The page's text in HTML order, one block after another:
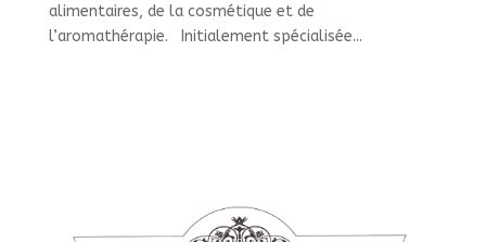
alimentaires, de la cosmétique et de
l’aromathérapie. Initialement spécialisée...